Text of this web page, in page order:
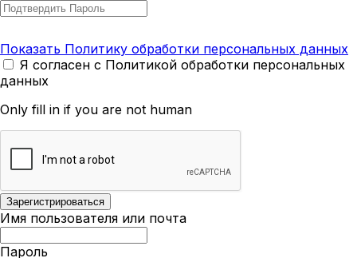
Показать Политику обработки персональных данных
Я согласен с Политикой обработки персональных
данных
Only fill in if you are not human
Имя пользователя или почта
Пароль